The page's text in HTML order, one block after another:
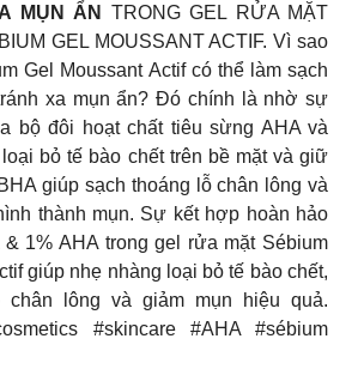
MỤN ẨN
TRONG GEL RỬA MẶT
GEL MOUSSANT ACTIF. Vì sao
Gel Moussant Actif có thể làm sạch
xa mụn ẩn? Đó chính là nhờ sự
bộ đôi hoạt chất tiêu sừng AHA và
bỏ tế bào chết trên bề mặt và giữ
giúp sạch thoáng lỗ chân lông và
thành mụn. Sự kết hợp hoàn hảo
1% AHA trong gel rửa mặt Sébium
giúp nhẹ nhàng loại bỏ tế bào chết,
chân lông và giảm mụn hiệu quả.
#skincare #AHA #sébium